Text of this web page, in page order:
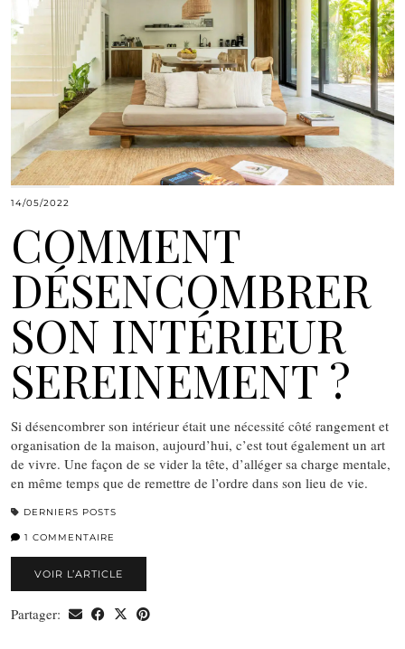
14/05/2022
COMMENT
DÉSENCOMBRER
SON INTÉRIEUR
SEREINEMENT ?
Si désencombrer son intérieur était une nécessité côté rangement et
organisation de la maison, aujourd’hui, c’est tout également un art
de vivre. Une façon de se vider la tête, d’alléger sa charge mentale,
en même temps que de remettre de l’ordre dans son lieu de vie.
DERNIERS POSTS
1 COMMENTAIRE
VOIR L’ARTICLE
Partager: